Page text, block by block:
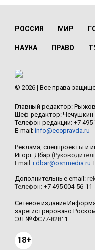
РОССИЯ МИР
НАУКА ПРАВО
© 2026 | Все права
Главный редактор:
Шеф-редактор: Чечушкин
Телефон редакции: +7 495
E-mail: info@ecopravda.ru
Реклама, спецпроекты и
Игорь Дбар
Email: i.dbar@osnmedia.ru
Дополнительные email:
Телефон: +7 495 004-56-11
Сетевое издание
зарегистрировано
ЭЛ № ФС77-82811.
18+